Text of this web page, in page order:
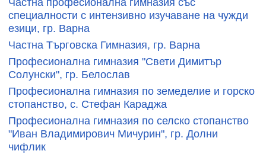
специалности с интензивно изучаване на чужди
езици, гр. Варна
Частна Търговска Гимназия, гр. Варна
Професионална гимназия "Свети Димитър
Солунски", гр. Белослав
Професионална гимназия по земеделие и горско
стопанство, с. Стефан Караджа
Професионална гимназия по селско стопанство
"Иван Владимирович Мичурин", гр. Долни
чифлик